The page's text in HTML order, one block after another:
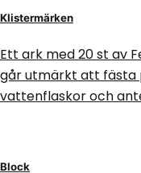
Klistermärken
Ett ark med 20 st av
går utmärkt att fästa
vattenflaskor och
Block